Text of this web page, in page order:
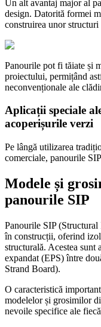
Un alt avantaj major al
design. Datorită formei
construirea unor
Panourile pot fi tăiate și
proiectului, permițând
neconvenționale ale
Aplicații speciale
acoperișurile verzi
Pe lângă utilizarea
comerciale, panourile
Modele și
panourile SIP
Panourile SIP
în construcții, oferind
structurală. Acestea
expandat (EPS) între
Strand Board).
O caracteristică
modelelor și grosimilor
nevoile specifice ale